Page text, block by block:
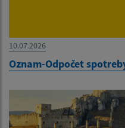
10.07.2026
Oznam-Odpočet